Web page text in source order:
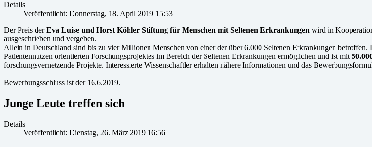
Details
Veröffentlicht: Donnerstag, 18. April 2019 15:53
Der Preis derEva Luise und Horst Köhler Stiftung für Menschen mit Seltenen Erkrankungen wird in
ausgeschrieben und vergeben.
Allein in Deutschland sind bis zu vier Millionen Menschen von einer der über 6.000 Seltenen Erkrankungen
Patientennutzen orientierten Forschungsprojektes im Bereich der Seltenen Erkrankungen ermöglichen und ist mit
forschungsvernetzende Projekte. Interessierte Wissenschaftler erhalten nähere Informationen und das
Bewerbungsschluss ist der 16.6.2019.
Junge Leute treffen sich
Details
Veröffentlicht: Dienstag, 26. März 2019 16:56